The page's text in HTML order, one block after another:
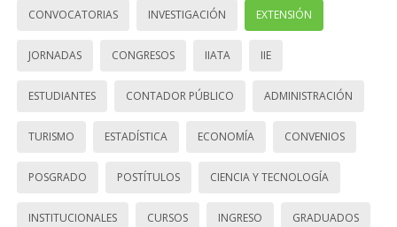
CONVOCATORIAS INVESTIGACIÓN EXTENSIÓN
JORNADAS CONGRESOS IIATA IIE
ESTUDIANTES CONTADOR PÚBLICO ADMINISTRACIÓN
TURISMO ESTADÍSTICA ECONOMÍA CONVENIOS
POSGRADO POSTÍTULOS CIENCIA Y TECNOLOGÍA
INSTITUCIONALES CURSOS INGRESO GRADUADOS